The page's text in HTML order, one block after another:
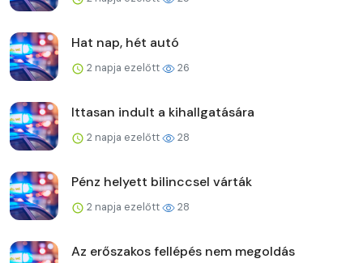
Hat nap, hét autó
2 napja ezelőtt 26
Ittasan indult a kihallgatására
2 napja ezelőtt 28
Pénz helyett bilinccsel várták
2 napja ezelőtt 28
Az erőszakos fellépés nem megoldás